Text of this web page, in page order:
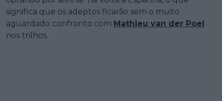
significa que os adeptos ficarão sem o muito
aguardado confronto com Mathieu van der Poel
nos trilhos.